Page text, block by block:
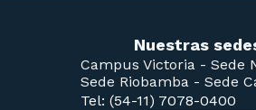
Nuestras
Campus Victoria - Sede
Sede Riobamba - Sede
Tel: (54-11) 7078-0400